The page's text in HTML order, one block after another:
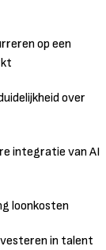
op een
over
integratie van AI
loonkosten
in talent